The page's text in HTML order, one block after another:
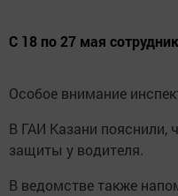
С 18 по 27 мая
Особое внимание
В ГАИ Казани пояснили,
защиты у водителя.
В ведомстве также